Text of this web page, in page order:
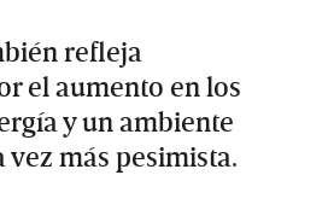
refleja
el aumento en los
y un ambiente
más pesimista.